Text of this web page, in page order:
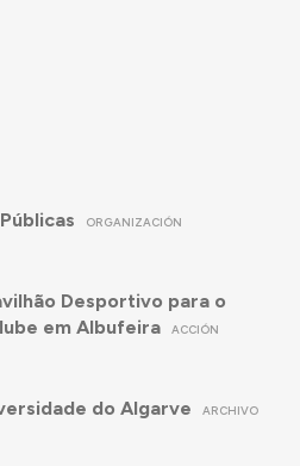
ORGANIZACIÓN
Desportivo para o
em Albufeira
ACCIÓN
do Algarve ARCHIVO